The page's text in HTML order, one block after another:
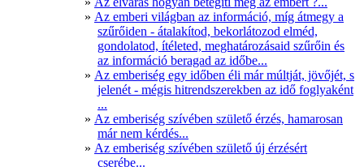
Az emberi világban az információ, míg átmegy a
szűrőiden - átalakítod, bekorlátozod elméd,
gondolatod, ítéleted, meghatározásaid szűrőin és
az információ beragad az időbe...
Az emberiség egy időben éli már múltját, jövőjét, s
jelenét - mégis hitrendszerekben az idő foglyaként
...
Az emberiség szívében születő érzés, hamarosan
már nem kérdés...
Az emberiség szívében születő új érzésért
cserébe...